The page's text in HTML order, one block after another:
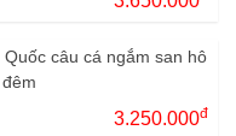
Quốc câu cá ngắm san hô
3.250.000đ